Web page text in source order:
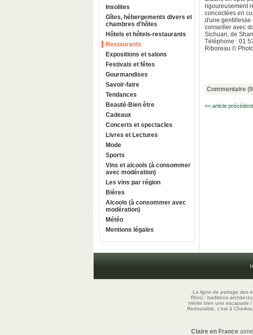
Insolites
Gîtes, hébergements divers et
chambres d'hôtes
Hôtels et hôtels-restaurants
Restaurants
Expositions et salons
Festivals et fêtes
Gourmandises
Savoir-faire
Tendances
Beauté-Bien être
Cadeaux
Concerts et spectacles
Livres et Lectures
Mode
Sports
Vins et alcools (à consommer
avec modération)
Les vins par région
Bières
Alcools (à consommer avec
modération)
Météo
Mentions légales
rigoureusement
concoctées en
d'une gentillesse
conseiller avec
Sichuan, de
Téléphone : 01
Riboreau ©
Commentaire
<< article précédent
La ligne de partage des
Rhin) : traditions
mérite bien une escapade
Redoutable, c'est à
Claire en France